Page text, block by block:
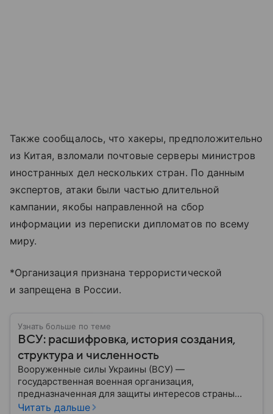
Также сообщалось, что хакеры, предположительно
из Китая, взломали почтовые серверы министров
иностранных дел нескольких стран. По данным
экспертов, атаки были частью длительной
кампании, якобы направленной на сбор
информации из переписки дипломатов по всему
миру.
*Организация признана террористической
и запрещена в России.
Узнать больше по теме
ВСУ: расшифровка, история создания,
структура и численность
Вооруженные силы Украины (ВСУ) —
государственная военная организация,
предназначенная для защиты интересов страны
военным путем. Была создана после
Читать дальше